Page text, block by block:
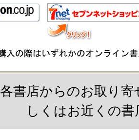
書店からのお取り
しくはお近くの書